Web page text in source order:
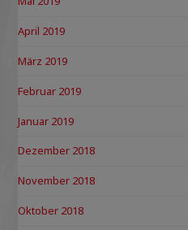
April 2019
März 2019
Februar 2019
Januar 2019
Dezember 2018
November 2018
Oktober 2018